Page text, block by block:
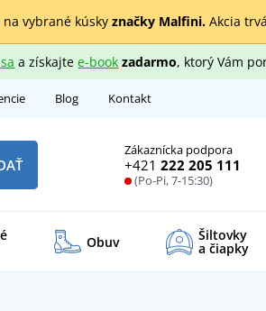
na vybrané kúsky značky Malfini.Akcia
a získajtee-book zadarmo, ktorý Vám
Blog Kontakt
Zákaznícka podpora
+421 222 205 111
(Po-Pi, 7-15:30)
Obuv Šiltovky
a čiapky